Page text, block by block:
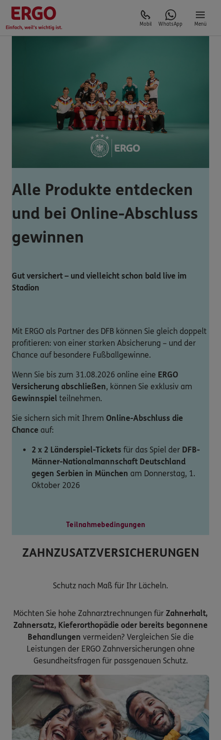
Mobil WhatsApp Menü
Alle Produkte entdecken
und bei Online-Abschluss
gewinnen
Gut versichert – und vielleicht schon bald live im
Stadion
Mit ERGO als Partner des DFB können Sie gleich doppelt
profitieren: von einer starken Absicherung – und der
Chance auf besondere Fußballgewinne.
Wenn Sie bis zum 31.08.2026 online eine ERGO
Versicherung abschließen, können Sie exklusiv am
Gewinnspiel teilnehmen.
Sie sichern sich mit Ihrem Online-Abschluss die
Chance auf:
2 x 2 Länderspiel-Tickets für das Spiel der DFB-
Männer-Nationalmannschaft Deutschland
gegen Serbien in München am Donnerstag, 1.
Oktober 2026
Teilnahmebedingungen
ZAHNZUSATZVERSICHERUNGEN
Schutz nach Maß für Ihr Lächeln.
Möchten Sie hohe Zahnarztrechnungen für Zahnerhalt,
Zahnersatz, Kieferorthopädie oder bereits begonnene
Behandlungen vermeiden? Vergleichen Sie die
Leistungen der ERGO Zahnversicherungen ohne
Gesundheitsfragen für passgenauen Schutz.